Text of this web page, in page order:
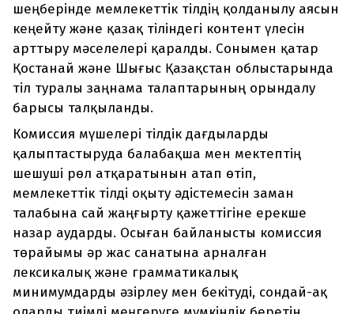
шеңберінде мемлекеттік тілдің қолданылу аясын
кеңейту және қазақ тіліндегі контент үлесін
арттыру мәселелері қаралды. Сонымен қатар
Қостанай және Шығыс Қазақстан облыстарында
тіл туралы заңнама талаптарының орындалу
барысы талқыланды.
Комиссия мүшелері тілдік дағдыларды
қалыптастыруда балабақша мен мектептің
шешуші рөл атқаратынын атап өтіп,
мемлекеттік тілді оқыту әдістемесін заман
талабына сай жаңғырту қажеттігіне ерекше
назар аударды. Осыған байланысты комиссия
төрайымы әр жас санатына арналған
лексикалық және грамматикалық
минимумдарды әзірлеу мен бекітуді, сондай-ақ